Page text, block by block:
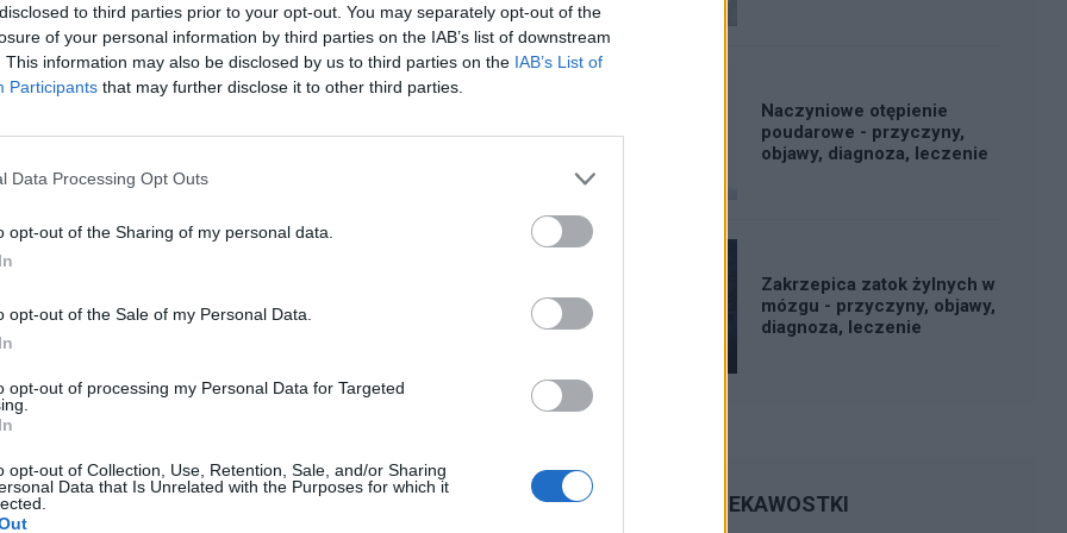
to third parties prior to your opt-out. You may separately opt-out of the
of your personal information by third parties on the IAB’s list of downstream
This information may also be disclosed by us to third parties on the IAB’s List of
Participants that may further disclose it to other third parties.
Data Processing Opt Outs
opt-out of the Sharing of my personal data.
opt-out of the Sale of my Personal Data.
opt-out of processing my Personal Data for Targeted
opt-out of Collection, Use, Retention, Sale, and/or Sharing
Data that Is Unrelated with the Purposes for which it
nad lewym okiem i całej głowy – szukam
które najczęściej koncentrują się nad lewym
Czasem są to bóle pulsujące, czasem napięciowe.
szerzej i być naprawdę dokuczliwy.
Naczyniowe otępienie
poudarowe - przyczyny,
objawy, diagnoza, leczenie
Zakrzepica zatok żylnych w
mózgu - przyczyny, objawy,
diagnoza, leczenie
CIEKAWOSTKI